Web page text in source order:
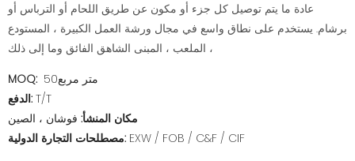
عادة ما يتم توصيل كل جزء أو مكون عن طريق اللحام أو الترباس أو
برشام. يستخدم على نطاق واسع في مجال ورشة العمل الكبيرة ، المستودع
، الملعب ، المبنى الشاهق الفائق وما إلى ذلك
MOQ:
متر مربع50
الدفع: T/T
مكان المنشأ: فوشان ، الصين
مصطلحات التجارة الدولية: EXW / FOB / C&F / CIF